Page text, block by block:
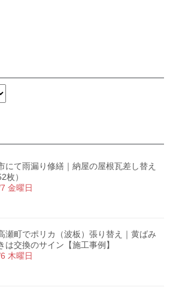
にて雨漏り修繕｜納屋の屋根瓦差し替え
枚）
金曜日
瀬町でポリカ（波板）張り替え｜黄ばみ
は交換のサイン【施工事例】
木曜日